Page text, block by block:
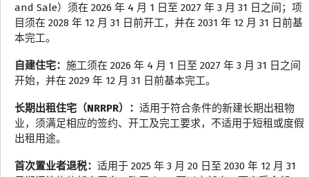
and Sale）须在 2026 年 4 月 1 日至 2027 年 3 月 31 日之间；项
目须在 2028 年 12 月 31 日前开工，并在 2031 年 12 月 31 日前基
本完工。
自建住宅： 施工须在 2026 年 4 月 1 日至 2027 年 3 月 31 日之间
开始，并在 2029 年 12 月 31 日前基本完工。
长期出租住宅（NRRPR）： 适用于符合条件的新建长期出租物
业，须满足相应的签约、开工及完工要求，不适用于短租或度假
出租用途。
首次置业者退税： 适用于 2025 年 3 月 20 日至 2030 年 12 月 31